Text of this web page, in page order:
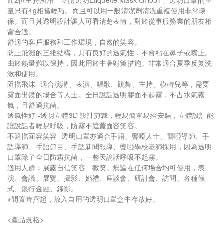
量只有4g相當輕巧。而且可以用一般清潔劑清洗重複使用非常環
保。而且其透明設計讓人可看清楚表情，對於從事服務業的朋友相
當合適。
舒適的客戶服務和工作環境，自然的笑容。
防止飛濺的三維結構，具有良好的透氣性，不會粘在鼻子或嘴上。
由於熱量難以保持，因此用於中暑對策措施。非常適合夏季反复洗
漱和使用。
阻擋飛沫 -適合演講、表演、唱歌、跳舞、主持、模特兒等，需要
露面出鏡的場合等人士。全日說話透明膠面不起霧，不占水氣霧
氣，且舒適抗菌。
透氣性好 -透明立體3D 設計剪裁，輕易簡單易摺安裝，立體設計能
讓說話者輕易呼吸，防霧不遮蓋面容笑容。
不遮擋面容笑容 -透明口罩亦適合手語、聾啞人士、聾啞導師、手
語導師、手語節目、手語新聞報導、聾啞學校老師採用，因為透明
口罩除了全日防霧抗菌，一整天說話呼吸不起霧。
適用人群︰展露自信笑容、微笑。無論在任何場合均可使用，表
演、會議、展覽、攝影、婚禮、座談會、研討會、訪問、各種儀
式、銀行金融、錄影。
※閒置時摺起，放入自用的透明口罩盒中存放好。
<產品規格>